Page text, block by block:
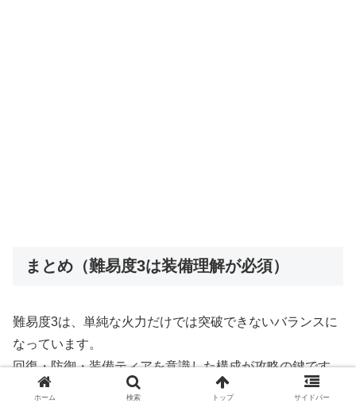
まとめ（難易度3は装備理解が必須）
難易度3は、単純な火力だけでは突破できないバランスに
なっています。
回復・防御・装備ティアを意識した構成が攻略の鍵です。
敵の強化と引き換えに装備の質も上がるため、慎重に進め
ホーム 検索 トップ サイドバー